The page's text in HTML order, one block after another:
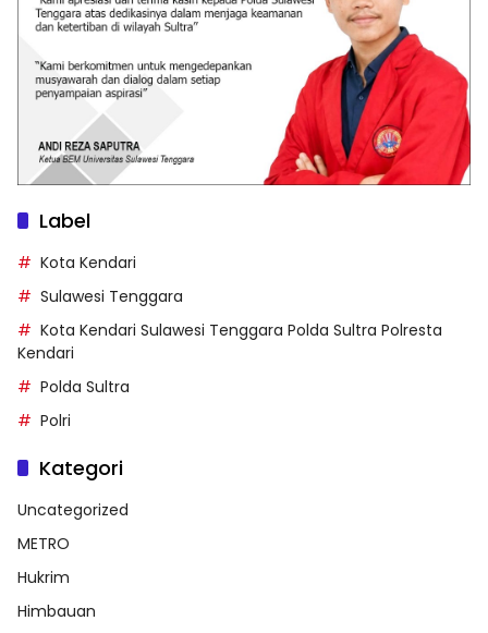
Label
Kota Kendari
Sulawesi Tenggara
Kota Kendari Sulawesi Tenggara Polda Sultra Polresta
Kendari
Polda Sultra
Polri
Kategori
Uncategorized
METRO
Hukrim
Himbauan